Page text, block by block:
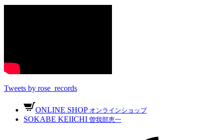
Tweets by rose_records
ONLINE SHOP オンラインショップ
SOKABE KEIICHI 曽我部恵一